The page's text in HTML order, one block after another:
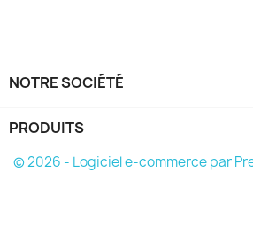
NOTRE SOCIÉTÉ
PRODUITS
© 2026 - Logiciel e-commerce par